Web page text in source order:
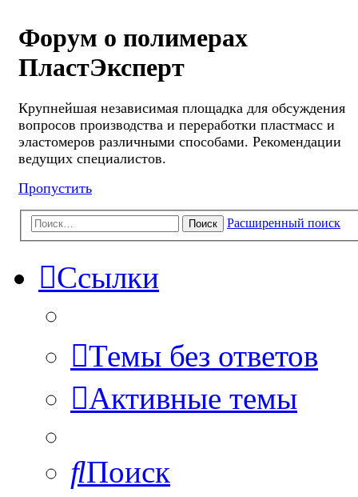
Форум о полимерах
ПластЭксперт
Крупнейшая независимая площадка для обсуждения
вопросов производства и переработки пластмасс и
эластомеров различными способами. Рекомендации
ведущих специалистов.
Пропустить
Поиск Расширенный поиск
Ссылки
Темы без ответов
Активные темы
Поиск